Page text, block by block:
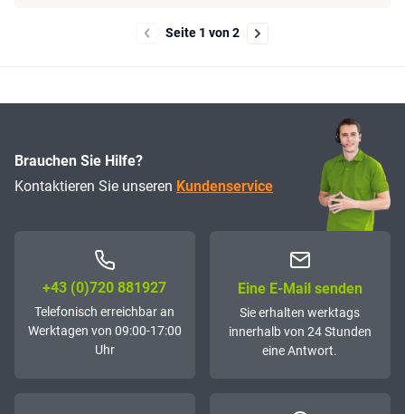
Seite 1 von 2
Brauchen Sie Hilfe?
Kontaktieren Sie unseren Kundenservice
+43 (0)72­0 881927
Telefonisch erreichbar an
Werktagen von 09:00-17:00
Uhr
Eine E-Mail senden
Sie erhalten werktags
innerhalb von 24 Stunden
eine Antwort.